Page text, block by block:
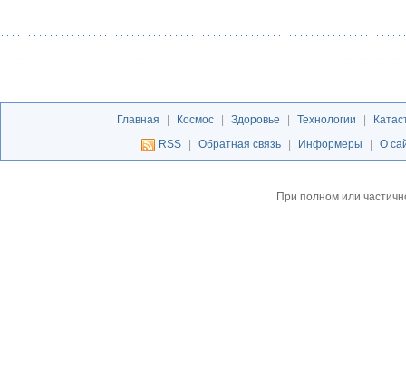
Главная | Космос | Здоровье | Технологии |
RSS
| Обратная связь | Информеры | О
При полном или